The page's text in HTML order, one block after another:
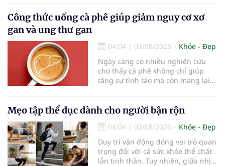
trẻ. Đây cũng là định hướng của
Trung tâm Nhãn nhi và Kiểm soát
Đô đưa vào hoạt động ngày 1/8.
Công thức uống cà phê giúp giảm nguy cơ xơ
gan và ung thư gan
04:04 | 03/08/2026
Khỏe - Đẹp
Ngày càng có nhiều nghiên cứu
cho thấy cà phê không chỉ giúp
tăng sự tỉnh táo mà còn mang lại
đóng vai trò lọc độc tố, chuyển hóa
thuốc và dự trữ nhiều vitamin,
khoáng chất thiết yếu nhưng cũng
rất dễ bị tổn thương…
Mẹo tập thể dục dành cho người bận rộn
04:04 | 02/08/2026
Khỏe - Đẹp
Duy trì vận động đóng vai trò quan
trọng đối với cả sức khỏe thể chất
lẫn tinh thần. Tuy nhiên, giữa nhịp